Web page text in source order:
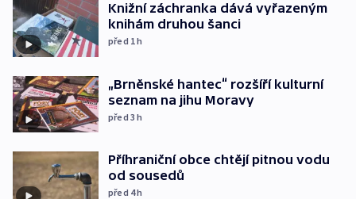
Knižní záchranka dává vyřazeným
knihám druhou šanci
před 1h
„Brněnské hantec“ rozšíří kulturní
seznam na jihu Moravy
před 3h
Příhraniční obce chtějí pitnou vodu
od sousedů
před 4h